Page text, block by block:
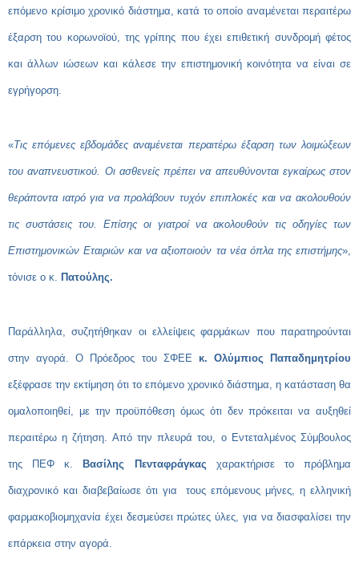
επόμενο κρίσιμο χρονικό διάστημα, κατά το οποίο αναμένεται περαιτέρω
έξαρση του κορωνοϊού, της γρίπης που έχει επιθετική συνδρομή φέτος
και άλλων ιώσεων και κάλεσε την επιστημονική κοινότητα να είναι σε
εγρήγορση.
«Τις επόμενες εβδομάδες αναμένεται περαιτέρω έξαρση των λοιμώξεων
του αναπνευστικού. Οι ασθενείς πρέπει να απευθύνονται εγκαίρως στον
θεράποντα ιατρό για να προλάβουν τυχόν επιπλοκές και να ακολουθούν
τις συστάσεις του. Επίσης οι γιατροί να ακολουθούν τις οδηγίες των
Επιστημονικών Εταιριών και να αξιοποιούν τα νέα όπλα της επιστήμης»,
τόνισε ο κ. Πατούλης.
Παράλληλα, συζητήθηκαν οι ελλείψεις φαρμάκων που παρατηρούνται
στην αγορά. Ο Πρόεδρος του ΣΦΕΕ κ. Ολύμπιος Παπαδημητρίου
εξέφρασε την εκτίμηση ότι το επόμενο χρονικό διάστημα, η κατάσταση θα
ομαλοποιηθεί, με την προϋπόθεση όμως ότι δεν πρόκειται να αυξηθεί
περαιτέρω η ζήτηση. Από την πλευρά του, ο Εντεταλμένος Σύμβουλος
της ΠΕΦ κ. Βασίλης Πενταφράγκας χαρακτήρισε το πρόβλημα
διαχρονικό και διαβεβαίωσε ότι για τους επόμενους μήνες, η ελληνική
φαρμακοβιομηχανία έχει δεσμεύσει πρώτες ύλες, για να διασφαλίσει την
επάρκεια στην αγορά.